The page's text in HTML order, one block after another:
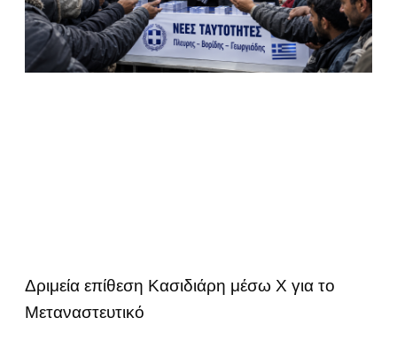
Δριμεία επίθεση Κασιδιάρη μέσω Χ για το
Μεταναστευτικό